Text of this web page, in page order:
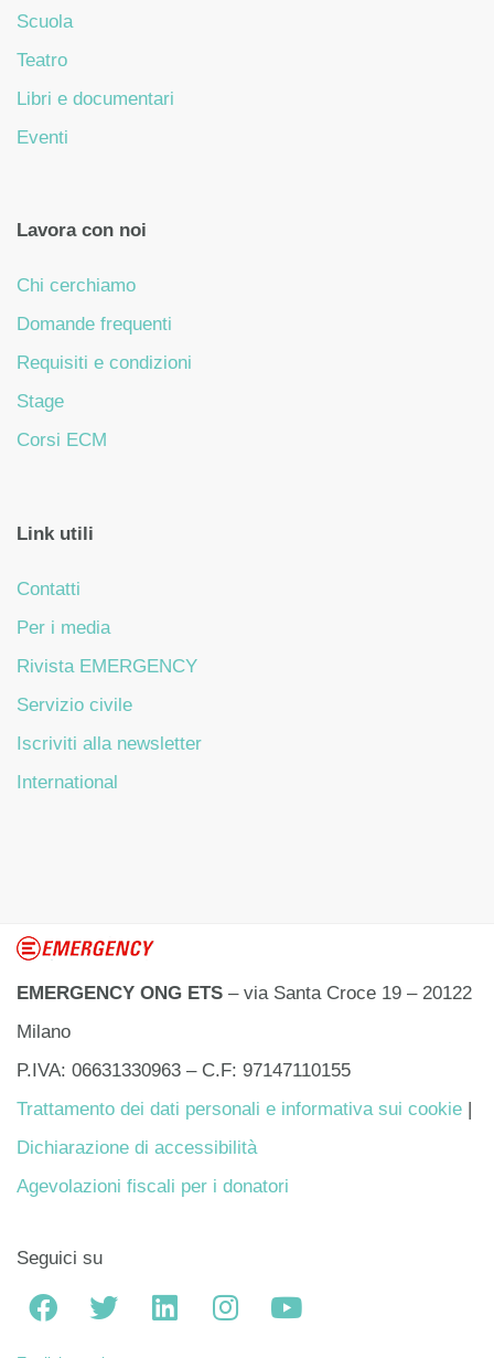
Scuola
Teatro
Libri e documentari
Eventi
Lavora con noi
Chi cerchiamo
Domande frequenti
Requisiti e condizioni
Stage
Corsi ECM
Link utili
Contatti
Per i media
Rivista EMERGENCY
Servizio civile
Iscriviti alla newsletter
International
EMERGENCY ONG ETS – via Santa Croce 19 – 20122
Milano
P.IVA: 06631330963 – C.F: 97147110155
Trattamento dei dati personali e informativa sui cookie |
Dichiarazione di accessibilità
Agevolazioni fiscali per i donatori
Seguici su